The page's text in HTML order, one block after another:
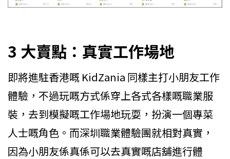
3 大賣點：真實工作場地
即將進駐香港嘅 KidZania 同樣主打小朋友工作
體驗，不過玩嘅方式係穿上各式各樣嘅職業服
裝，去到模擬嘅工作場地玩耍，扮演一個專菜
人士嘅角色。而深圳職業體驗團就相對真實，
因為小朋友係真係可以去真實嘅店舖進行體